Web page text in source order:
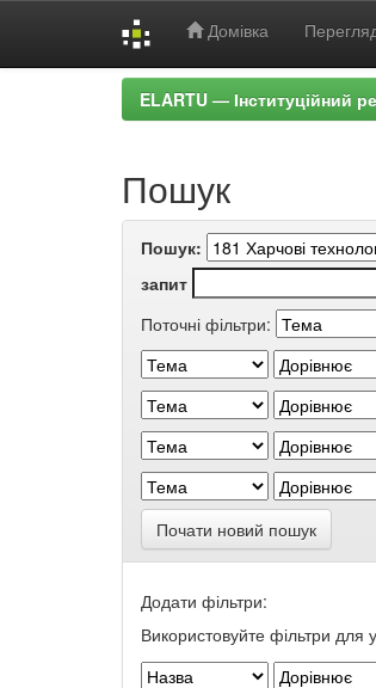
Домівка
ELARTU — Інституційний
Пошук
Пошук:
запит
Поточні фільтри:
Почати новий пошук
Додати фільтри:
Використовуйте фільтри для